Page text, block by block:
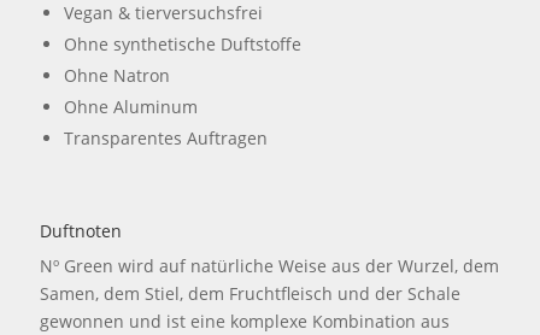
Vegan & tierversuchsfrei
Ohne synthetische Duftstoffe
Ohne Natron
Ohne Aluminum
Transparentes Auftragen
Duftnoten
Nº Green wird auf natürliche Weise aus der Wurzel, dem
Samen, dem Stiel, dem Fruchtfleisch und der Schale
gewonnen und ist eine komplexe Kombination aus